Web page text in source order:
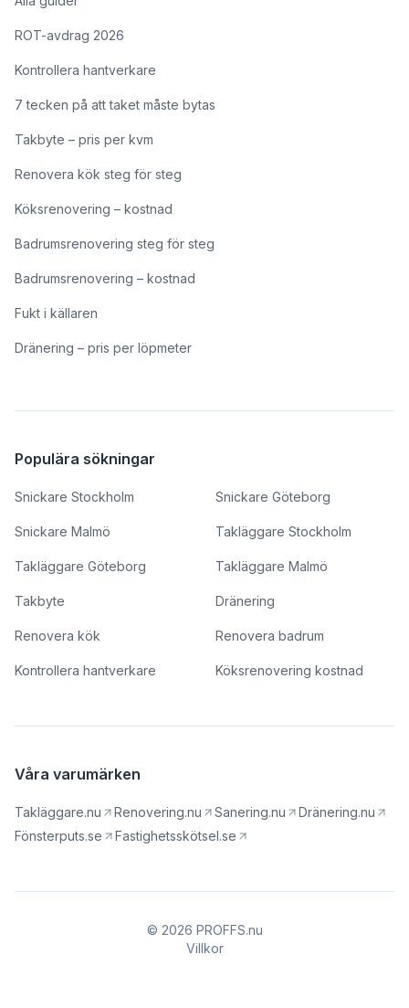
ROT-avdrag 2026
Kontrollera hantverkare
7 tecken på att taket måste bytas
Takbyte – pris per kvm
Renovera kök steg för steg
Köksrenovering – kostnad
Badrumsrenovering steg för steg
Badrumsrenovering – kostnad
Fukt i källaren
Dränering – pris per löpmeter
Populära sökningar
Snickare Stockholm Snickare Göteborg
Snickare Malmö Takläggare Stockholm
Takläggare Göteborg Takläggare Malmö
Takbyte Dränering
Renovera kök Renovera badrum
Kontrollera hantverkare Köksrenovering kostnad
Våra varumärken
Takläggare.nu Renovering.nu Sanering.nu
Dränering.nu
Fönsterputs.se
Fastighetsskötsel.se
© 2026 PROFFS.nu
Villkor